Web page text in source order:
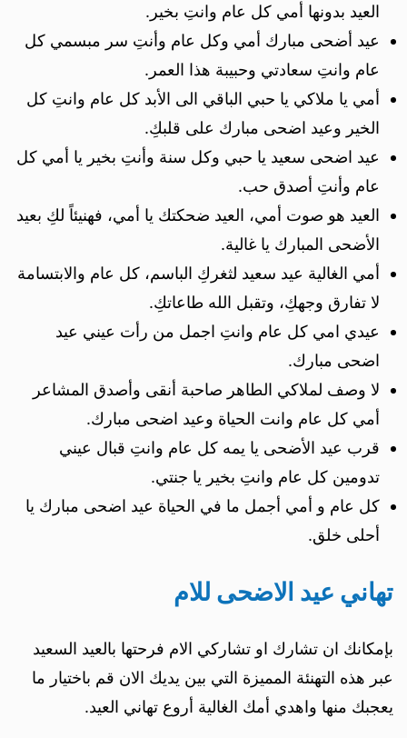
العيد بدونها أمي كل عام وانتِ بخير.
عيد أضحى مبارك أمي وكل عام وأنتِ سر مبسمي كل
عام وانتِ سعادتي وحبيبة هذا العمر.
أمي يا ملاكي يا حبي الباقي الى الأبد كل عام وانتِ كل
الخير وعيد اضحى مبارك على قلبكِ.
عيد اضحى سعيد يا حبي وكل سنة وأنتِ بخير يا أمي كل
عام وأنتِ أصدق حب.
العيد هو صوت أمي، العيد ضحكتك يا أمي، فهنيئاً لكِ بعيد
الأضحى المبارك يا غالية.
أمي الغالية عيد سعيد لثغركِ الباسم، كل عام والابتسامة
لا تفارق وجهكِ، وتقبل الله طاعاتكِ.
عيدي امي كل عام وانتِ اجمل من رأت عيني عيد
اضحى مبارك.
لا وصف لملاكي الطاهر صاحبة أنقى وأصدق المشاعر
أمي كل عام وانت الحياة وعيد اضحى مبارك.
قرب عيد الأضحى يا يمه كل عام وانتِ قبال عيني
تدومين كل عام وانتِ بخير يا جنتي.
كل عام و أمي أجمل ما في الحياة عيد اضحى مبارك يا
أحلى خلق.
تهاني عيد الاضحى للام
بإمكانك ان تشارك او تشاركي الام فرحتها بالعيد السعيد
عبر هذه التهنئة المميزة التي بين يديك الان قم باختيار ما
يعجبك منها واهدي أمك الغالية أروع تهاني العيد.